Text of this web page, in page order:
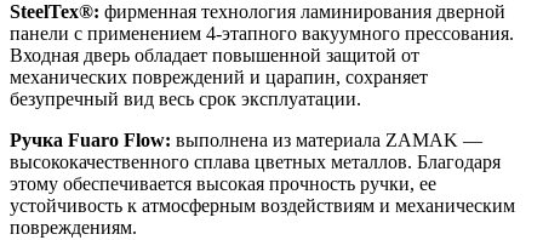
SteelTex®: фирменная технология ламинирования дверной
панели с применением 4-этапного вакуумного прессования.
Входная дверь обладает повышенной защитой от
механических повреждений и царапин, сохраняет
безупречный вид весь срок эксплуатации.
Ручка Fuaro Flow: выполнена из материала ZAMAK —
высококачественного сплава цветных металлов. Благодаря
этому обеспечивается высокая прочность ручки, ее
устойчивость к атмосферным воздействиям и механическим
повреждениям.